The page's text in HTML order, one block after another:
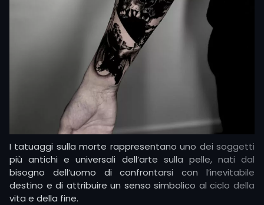
I tatuaggi sulla morte rappresentano uno dei soggetti
più antichi e universali dell’arte sulla pelle, nati dal
bisogno dell’uomo di confrontarsi con l’inevitabile
destino e di attribuire un senso simbolico al ciclo della
vita e della fine.